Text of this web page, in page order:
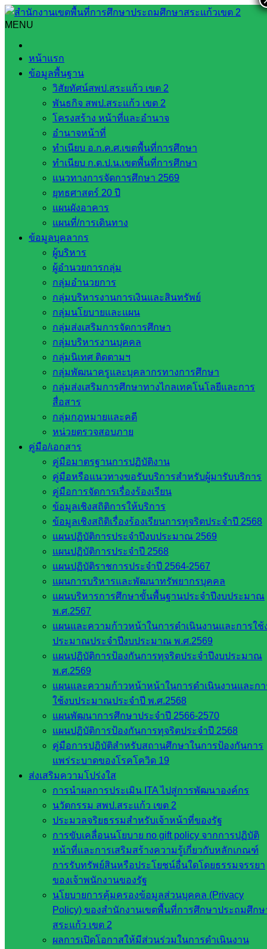
Skip
to
content
MENU
หน้าแรก
ข้อมูลพื้นฐาน
วิสัยทัศน์สพป.สระแก้ว เขต 2
พันธกิจ สพป.สระแก้ว เขต 2
โครงสร้าง หน้าที่และอำนาจ
อำนาจหน้าที่
ทำเนียบ อ.ก.ค.ศ.เขตพื้นที่การศึกษา
ทำเนียบ ก.ต.ป.น.เขตพื้นที่การศึกษา
แนวทางการจัดการศึกษา 2569
ยุทธศาสตร์ 20 ปี
แผนผังอาคาร
แผนที่/การเดินทาง
ข้อมูลบุคลากร
ผู้บริหาร
ผู้อำนวยการกลุ่ม
กลุ่มอำนวยการ
กลุ่มบริหารงานการเงินและสินทรัพย์
กลุ่มนโยบายและแผน
กลุ่มส่งเสริมการจัดการศึกษา
กลุ่มบริหารงานบุคคล
กลุ่มนิเทศ ติดตามฯ
กลุ่มพัฒนาครูและบุคลากรทางการศึกษา
กลุ่มส่งเสริมการศึกษาทางไกลเทคโนโลยีและการ
สื่อสาร
กลุ่มกฎหมายและคดี
หน่วยตรวจสอบภาย
คู่มือ/เอกสาร
คู่มือมาตรฐานการปฏิบัติงาน
คู่มือหรือแนวทางขอรับบริการสำหรับผู้มารับบริการ
คู่มือการจัดการเรื่องร้องเรียน
ข้อมูลเชิงสถิติการให้บริการ
ข้อมูลเชิงสถิติเรื่องร้องเรียนการทุจริตประจำปี 2568
แผนปฏิบัติการประจำปีงบประมาณ 2569
แผนปฏิบัติการประจำปี 2568
แผนปฏิบัติราชการประจำปี 2564-2567
แผนการบริหารและพัฒนาทรัพยากรบุคคล
แผนบริหารการศึกษาขั้นพื้นฐานประจำปีงบประมาณ
พ.ศ.2567
แผนและความก้าวหน้าในการดำเนินงานและการใช้
ประมาณประจำปีงบประมาณ พ.ศ.2569
แผนปฏิบัติการป้องกันการทุจริตประจำปีงบประมาณ
พ.ศ.2569
แผนและความก้าวหน้าหน้าในการดำเนินงานและก
ใช้งบประมาณประจำปี พ.ศ.2568
แผนพัฒนาการศึกษาประจำปี 2566-2570
แผนปฏิบัติการป้องกันการทุจริตประจำปี 2568
คู่มือการปฏิบัติสำหรับสถานศึกษาในการป้องกันการ
แพร่ระบาดของโรคโควิด 19
ส่งเสริมความโปร่งใส
การนำผลการประเมิน ITA ไปสู่การพัฒนาองค์กร
นวัตกรรม สพป.สระแก้ว เขต 2
ประมวลจริยธรรมสำหรับเจ้าหน้าที่ของรัฐ
การขับเคลื่อนนโยบาย no gift policy จากการปฏิบัติ
หน้าที่และการเสริมสร้างความรู้เกี่ยวกับหลักเกณฑ์
การรับทรัพย์สินหรือประโยชน์อื่นใดโดยธรรมจรรยา
ของเจ้าพนักงานของรัฐ
นโยบายการคุ้มครองข้อมูลส่วนบุคคล (Privacy
Policy) ของสำนักงานเขตพื้นที่การศึกษาประถมศึกษ
สระแก้ว เขต 2
ผลการเปิดโอกาสให้มีส่วนร่วมในการดำเนินงาน
Search
การประชุมเพื่อแก้ไขปัญหาความไม่ปลอดภัยในสถานศึกษา
การประชุมเพื่อแก้ไขปัญหาความไม่
ปลอดภัยในสถานศึกษา
ตุลาคม 17, 2024ตุลาคม 17, 2024
กลุ่มส่งเสริมการจัดการศึกษา
วันพุธที่ ๑๖ ตุลาคม ๒๕๖๗ นายสมคิด แตงพรม ผู้อำนวยการ
สำนักงานเขตพื้นพื้นที่การศึกษาประถบศึกษาสระแก้ว เขต ๒
มอบหมายให้ นางภานุรังษี ทาประเสริฐ ผู้อำนวยการกลุ่มส่ง
เสริมการจัดการศึกษา เข้าร่วมประชุมเพื่อแก้ไขปัญหาความไม่
ปลอดภัยในสถานศึกษา (ศูนย์พัฒนาเด็กเล็ก) ณ ห้องประชุมที่
ว่าการอำเภออรัญประเทศ ชั้น ๒ อำเภออรัญประเทศ จังหวัด
Post Views: 258
ส่งเสริมการจัดการศึกษา
หน่วยงาน
ที่เกี่ยวข้อง
กระทรวง
ศึกษาธิการ
กระทรวง
การ
อุดมศึกษา
สำนักงาน
เลขาธิการ
สภาการ
สำนักงาน
คณะ